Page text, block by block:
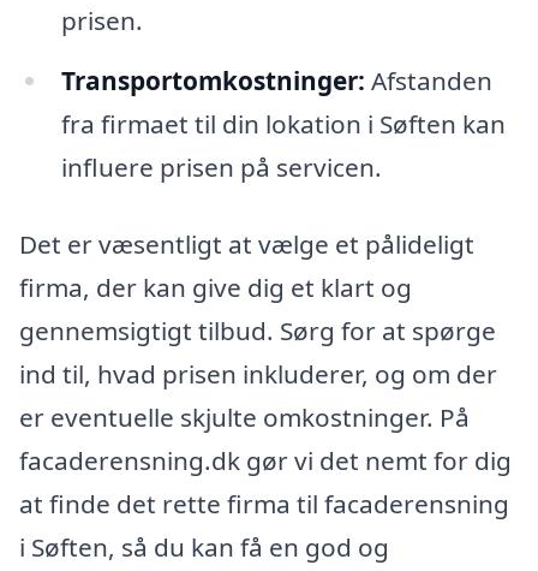
prisen.
Transportomkostninger: Afstanden
fra firmaet til din lokation i Søften kan
influere prisen på servicen.
Det er væsentligt at vælge et pålideligt
firma, der kan give dig et klart og
gennemsigtigt tilbud. Sørg for at spørge
ind til, hvad prisen inkluderer, og om der
er eventuelle skjulte omkostninger. På
facaderensning.dk gør vi det nemt for dig
at finde det rette firma til facaderensning
i Søften, så du kan få en god og